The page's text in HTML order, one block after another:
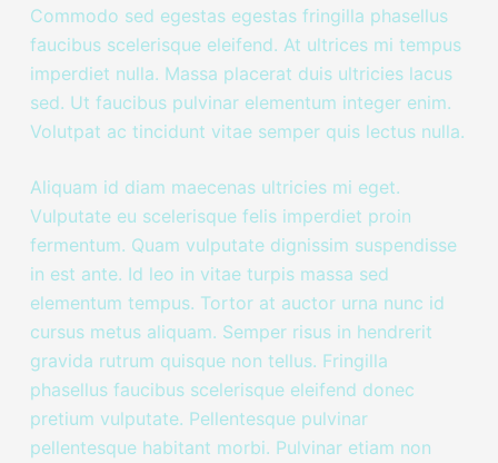
Commodo sed egestas egestas fringilla phasellus
faucibus scelerisque eleifend. At ultrices mi tempus
imperdiet nulla. Massa placerat duis ultricies lacus
sed. Ut faucibus pulvinar elementum integer enim.
Volutpat ac tincidunt vitae semper quis lectus nulla.
Aliquam id diam maecenas ultricies mi eget.
Vulputate eu scelerisque felis imperdiet proin
fermentum. Quam vulputate dignissim suspendisse
in est ante. Id leo in vitae turpis massa sed
elementum tempus. Tortor at auctor urna nunc id
cursus metus aliquam. Semper risus in hendrerit
gravida rutrum quisque non tellus. Fringilla
phasellus faucibus scelerisque eleifend donec
pretium vulputate. Pellentesque pulvinar
pellentesque habitant morbi. Pulvinar etiam non